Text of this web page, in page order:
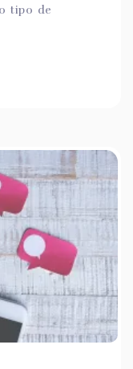
tipo de